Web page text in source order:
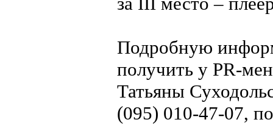
Подробную
получить у PR-
Татьяны
(095) 010-47-07,